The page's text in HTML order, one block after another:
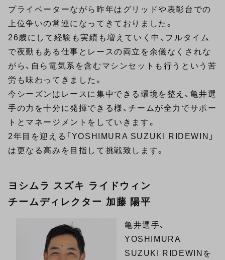
プライベーターながら昨年はグリッドや表彰台での
上位争いの常連になってきておりました。
26歳にして経験も実績も増えていく中、フルタイム
で夜勤もある仕事とレースの両立を余儀なくされな
がら、自ら電気系を含むマシンセットも行うという苦
労も味わってきました。
今シーズンはレースに集中できる環境を整え、亀井選
手の力を十分に発揮できる様、チームが全力でサポー
トとマネージメントをしていきます。
2年目を迎える「YOSHIMURA SUZUKI RIDEWIN」
は更なる高みを目指して挑戦致します。
ヨシムラ スズキ ライドウィン
チームディレクター 加藤 陽平
亀井選手、
YOSHIMURA
SUZUKI RIDEWINを